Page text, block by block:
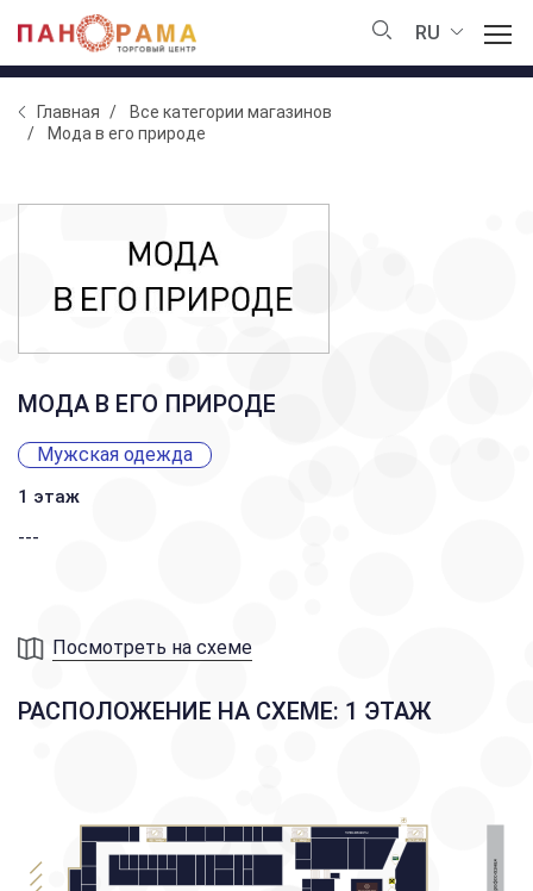
RU
Главная
Все категории магазинов
Мода в его природе
МОДА В ЕГО ПРИРОДЕ
Мужская одежда
1 этаж
---
Посмотреть на схеме
РАСПОЛОЖЕНИЕ НА СХЕМЕ: 1 ЭТАЖ